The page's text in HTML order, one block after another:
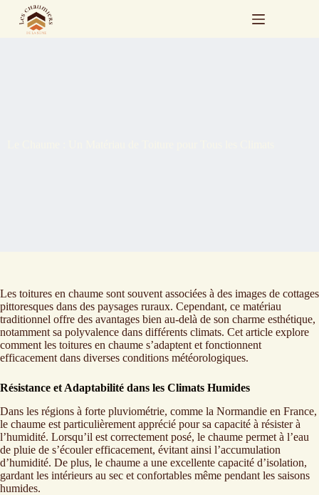
contenu
Les toitures en chaume sont souvent associées à des images de cottages
pittoresques dans des paysages ruraux. Cependant, ce matériau
traditionnel offre des avantages bien au-delà de son charme esthétique,
notamment sa polyvalence dans différents climats. Cet article explore
comment les toitures en chaume s’adaptent et fonctionnent
efficacement dans diverses conditions météorologiques.
Résistance et Adaptabilité dans les Climats Humides
Dans les régions à forte pluviométrie, comme la Normandie en France,
le chaume est particulièrement apprécié pour sa capacité à résister à
l’humidité. Lorsqu’il est correctement posé, le chaume permet à l’eau
de pluie de s’écouler efficacement, évitant ainsi l’accumulation
d’humidité. De plus, le chaume a une excellente capacité d’isolation,
gardant les intérieurs au sec et confortables même pendant les saisons
humides.